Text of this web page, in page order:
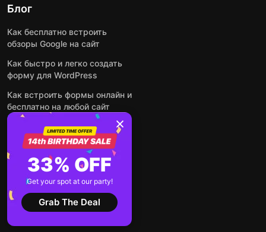
Блог
Как бесплатно встроить
обзоры Google на сайт
Как быстро и легко создать
форму для WordPress
Как встроить формы онлайн и
бесплатно на любой сайт
Как встроить ленту Instagram
на сайт
Как добавить чат-бота на
основе искусственного
интеллекта на свой сайт
Посмотреть все посты
33% OFF
Get your spot at our party!
Grab The Deal